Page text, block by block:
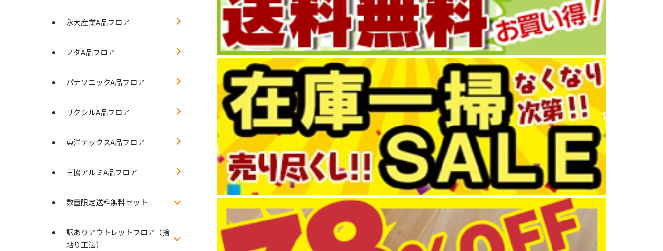
永大産業A品フロア
ノダA品フロア
パナソニックA品フロア
リクシルA品フロア
東洋テックスA品フロア
三協アルミA品フロア
数量限定送料無料セット
訳ありアウトレットフロア（捨
貼り工法）